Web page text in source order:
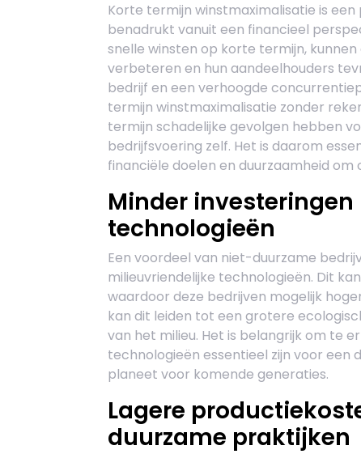
Korte termijn winstmaximalisatie is
benadrukt vanuit een financieel
snelle winsten op korte termijn,
verbeteren en hun aandeelhouders
bedrijf en een verhoogde
termijn winstmaximalisatie zonder
termijn schadelijke gevolgen hebben
bedrijfsvoering zelf. Het is daarom
financiële doelen en duurzaamheid om
Minder
technologieën
Een voordeel van niet-duurzame
milieuvriendelijke technologieën. Dit
waardoor deze bedrijven mogelijk
kan dit leiden tot een grotere
van het milieu. Het is belangrijk om te
technologieën essentieel zijn voor een
planeet voor komende generaties.
Lagere
duurzame praktijken